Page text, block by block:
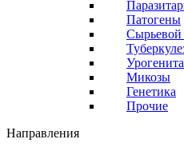
Патогены
Сырьевой
Микозы
Генетика
Прочие
Направления